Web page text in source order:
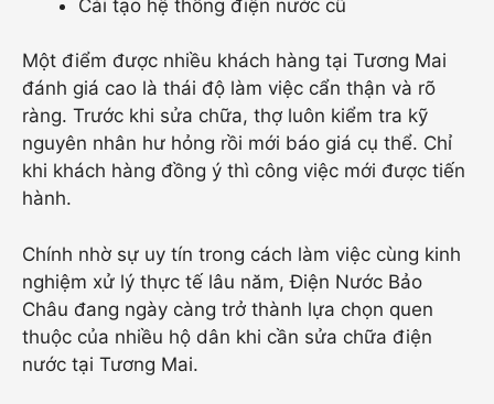
Cải tạo hệ thống điện nước cũ
Một điểm được nhiều khách hàng tại Tương Mai
đánh giá cao là thái độ làm việc cẩn thận và rõ
ràng. Trước khi sửa chữa, thợ luôn kiểm tra kỹ
nguyên nhân hư hỏng rồi mới báo giá cụ thể. Chỉ
khi khách hàng đồng ý thì công việc mới được tiến
hành.
Chính nhờ sự uy tín trong cách làm việc cùng kinh
nghiệm xử lý thực tế lâu năm, Điện Nước Bảo
Châu đang ngày càng trở thành lựa chọn quen
thuộc của nhiều hộ dân khi cần sửa chữa điện
nước tại Tương Mai.